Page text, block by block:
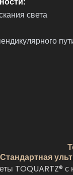
света
Стандартная
TOQUARTZ® с